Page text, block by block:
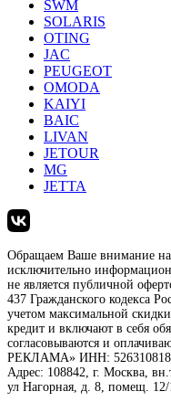
SWM
SOLARIS
OTING
JAC
PEUGEOT
OMODA
KAIYI
BAIC
LIVAN
JETOUR
MG
JETTA
Обращаем Ваше внимание
исключительно
не является публичной
437 Гражданского кодекса
учетом максимальной
кредит и включают в себя
согласовываются и
РЕКЛАМА» ИНН:
Адрес: 108842, г. Москва,
ул Нагорная, д. 8, помещ. 12/